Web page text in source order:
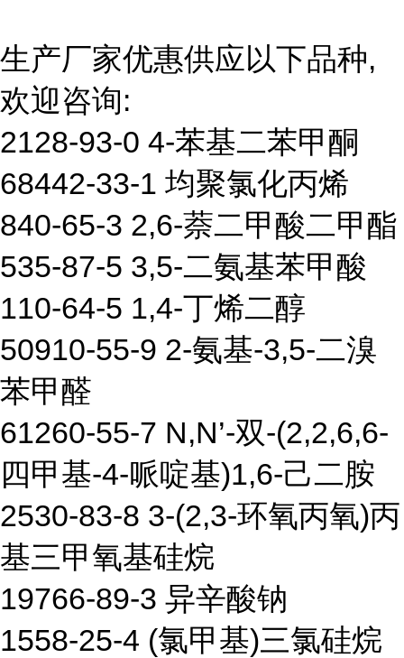
生产厂家优惠供应以下品种,
欢迎咨询:
2128-93-0 4-苯基二苯甲酮
68442-33-1 均聚氯化丙烯
840-65-3 2,6-萘二甲酸二甲酯
535-87-5 3,5-二氨基苯甲酸
110-64-5 1,4-丁烯二醇
50910-55-9 2-氨基-3,5-二溴
苯甲醛
61260-55-7 N,N’-双-(2,2,6,6-
四甲基-4-哌啶基)1,6-己二胺
2530-83-8 3-(2,3-环氧丙氧)丙
基三甲氧基硅烷
19766-89-3 异辛酸钠
1558-25-4 (氯甲基)三氯硅烷